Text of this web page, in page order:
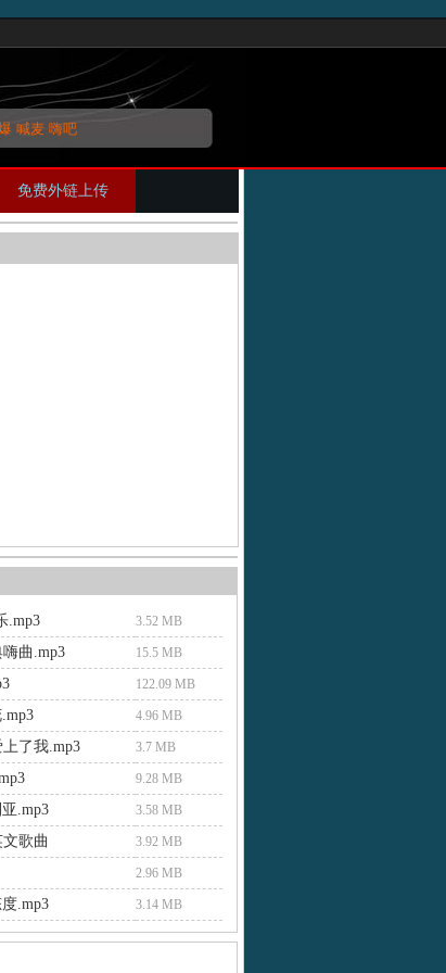
喊麦 嗨吧
免费外链上传
.mp3 3.52 MB
曲.mp3 15.5 MB
122.09 MB
4.96 MB
了我.mp3 3.7 MB
9.28 MB
.mp3 3.58 MB
歌曲 3.92 MB
2.96 MB
.mp3 3.14 MB